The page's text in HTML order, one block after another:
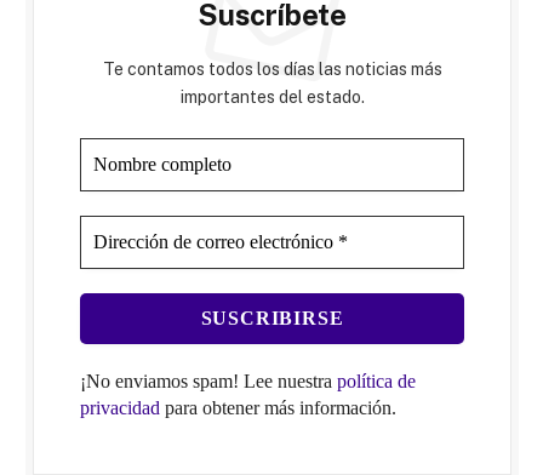
Suscríbete
Te contamos todos los días las noticias más
importantes del estado.
¡No enviamos spam! Lee nuestra política de
privacidadpara obtener más información.